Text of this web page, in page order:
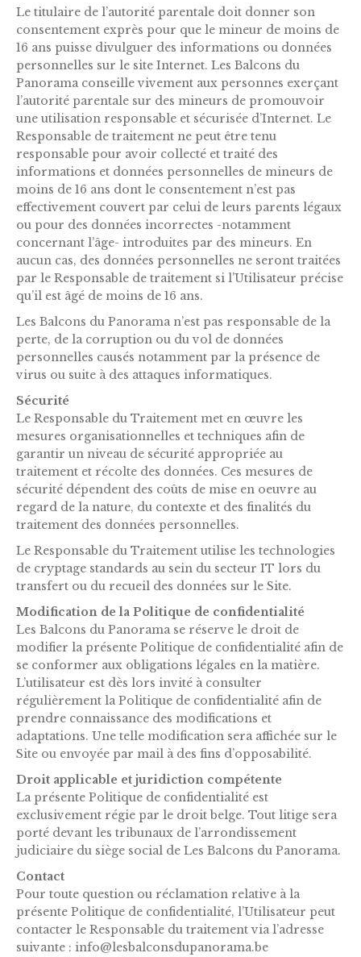
Le titulaire de l’autorité parentale doit donner son
consentement exprès pour que le mineur de moins de
16 ans puisse divulguer des informations ou données
personnelles sur le site Internet. Les Balcons du
Panorama conseille vivement aux personnes exerçant
l’autorité parentale sur des mineurs de promouvoir
une utilisation responsable et sécurisée d’Internet. Le
Responsable de traitement ne peut être tenu
responsable pour avoir collecté et traité des
informations et données personnelles de mineurs de
moins de 16 ans dont le consentement n’est pas
effectivement couvert par celui de leurs parents légaux
ou pour des données incorrectes -notamment
concernant l’âge- introduites par des mineurs. En
aucun cas, des données personnelles ne seront traitées
par le Responsable de traitement si l’Utilisateur précise
qu’il est âgé de moins de 16 ans.
Les Balcons du Panorama n’est pas responsable de la
perte, de la corruption ou du vol de données
personnelles causés notamment par la présence de
virus ou suite à des attaques informatiques.
Sécurité
Le Responsable du Traitement met en œuvre les
mesures organisationnelles et techniques afin de
garantir un niveau de sécurité appropriée au
traitement et récolte des données. Ces mesures de
sécurité dépendent des coûts de mise en oeuvre au
regard de la nature, du contexte et des finalités du
traitement des données personnelles.
Le Responsable du Traitement utilise les technologies
de cryptage standards au sein du secteur IT lors du
transfert ou du recueil des données sur le Site.
Modification de la Politique de confidentialité
Les Balcons du Panorama se réserve le droit de
modifier la présente Politique de confidentialité afin de
se conformer aux obligations légales en la matière.
L’utilisateur est dès lors invité à consulter
régulièrement la Politique de confidentialité afin de
prendre connaissance des modifications et
adaptations. Une telle modification sera affichée sur le
Site ou envoyée par mail à des fins d’opposabilité.
Droit applicable et juridiction compétente
La présente Politique de confidentialité est
exclusivement régie par le droit belge. Tout litige sera
porté devant les tribunaux de l’arrondissement
judiciaire du siège social de Les Balcons du Panorama.
Contact
Pour toute question ou réclamation relative à la
présente Politique de confidentialité, l’Utilisateur peut
contacter le Responsable du traitement via l’adresse
suivante : info@lesbalconsdupanorama.be